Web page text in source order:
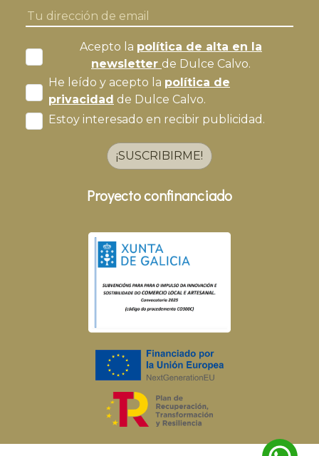
Acepto la política de alta en la
newsletter de Dulce Calvo.
He leído y acepto la política de
privacidad de Dulce Calvo.
Estoy interesado en recibir publicidad.
¡SUSCRIBIRME!
Proyecto confinanciado